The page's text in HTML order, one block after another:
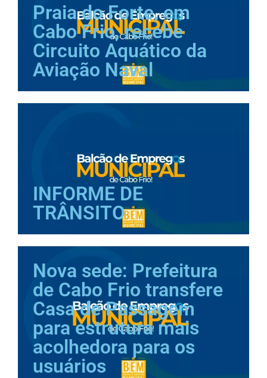
Praia do Forte, em
Cabo Frio, recebe
Circuito Aquático da
Aviação Naval
INFORME DE
TRÂNSITO
Nova sede: Prefeitura
de Cabo Frio transfere
Casa de Passagem
para estrutura mais
acolhedora para os
usuários